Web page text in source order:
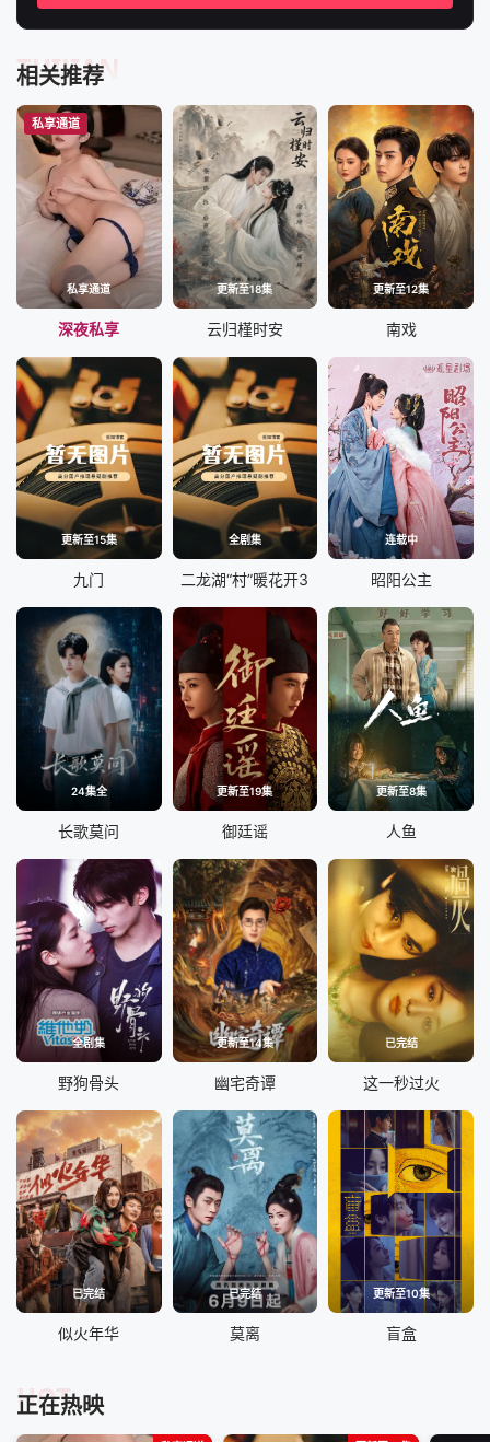
相关推荐
TUIJIAN
私享通道
私享通道
深夜私享
更新至18集
云归槿时安
更新至12集
南戏
更新至15集
九门
全剧集
二龙湖“村”暖花开3
连载中
昭阳公主
24集全
长歌莫问
更新至19集
御廷谣
更新至8集
人鱼
全剧集
野狗骨头
更新至14集
幽宅奇谭
已完结
这一秒过火
已完结
似火年华
已完结
莫离
更新至10集
盲盒
正在热映
HOT